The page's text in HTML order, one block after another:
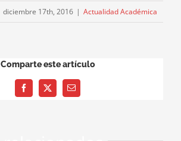
diciembre 17th, 2016 | Actualidad Académica
Comparte este artículo
Facebook
X
Correo
electrónico